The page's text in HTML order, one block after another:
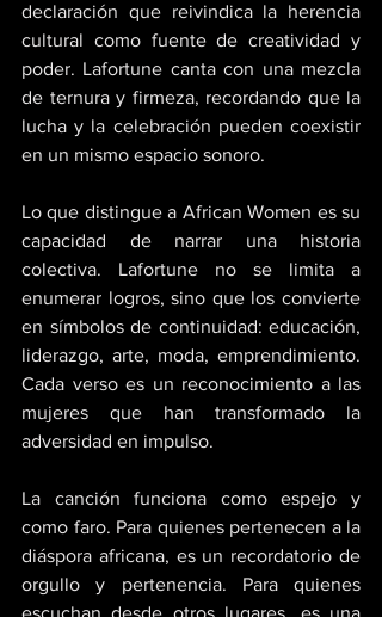
declaración que reivindica la herencia
cultural como fuente de creatividad y
poder. Lafortune canta con una mezcla
de ternura y firmeza, recordando que la
lucha y la celebración pueden coexistir
en un mismo espacio sonoro.
Lo que distingue a African Women es su
capacidad de narrar una historia
colectiva. Lafortune no se limita a
enumerar logros, sino que los convierte
en símbolos de continuidad: educación,
liderazgo, arte, moda, emprendimiento.
Cada verso es un reconocimiento a las
mujeres que han transformado la
adversidad en impulso.
La canción funciona como espejo y
como faro. Para quienes pertenecen a la
diáspora africana, es un recordatorio de
orgullo y pertenencia. Para quienes
escuchan desde otros lugares, es una